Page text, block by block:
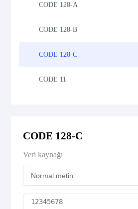
CODE 128-A
CODE 128-B
CODE 128-C
CODE 11
CODE 39 Mod 43
CODE 93
Codabar
CODE 128-C
Veri kaynağı